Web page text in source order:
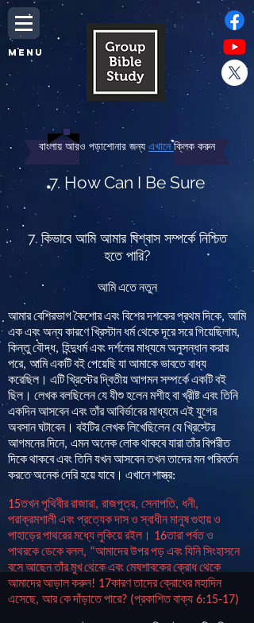
MENU
বাংলায় আরও পড়াশোনার জন্য এখানেক্লিক করুন
7. How Can I Be Sure
7. কিভাবে আমি আমার বিশ্বাস সম্পর্কে নিশ্চিত
হতে পারি?
আমি এতে নতুন
আমারবেশিরভাগকৈশোরএবংবিশেরদশকেরপ্রথমদিকে, আমি
একএবংঅন্যকারণেখ্রিস্টান ধর্মথেকেদূরেসরেগিয়েছিলাম,
কিন্তুবৌদ্ধ, হিন্দুধর্মএবংদর্শনেরমাধ্যমেঅনুসন্ধানকরার
পরে, আমিএকটিবইপেয়েছিযাআমাকেভাবতেবাধ্য
করেছিল। এটিখ্রিস্টেরদ্বিতীয়আগমনসম্পর্কেএকটিবই
ছিল। লেখকবলছিলেনযেযীশুহলেনমশীহবাখ্রীষ্টএবংতিনি
একদিনআসবেনএবংতাঁরআবির্ভাবেরমাধ্যমেএইযুগের
অবসানঘটাবেন। বইটিরলেখকলিখেছিলেনযেখ্রিস্টের
আগমনেরদিনে, এমনঅনেকলোকথাকবেযারাতাঁরবিপরীত
দিকেথাকবেএবংতিনিযখনআসবেনতখনতাদেরমনপরিবর্তন
করতেঅনেকদেরিহয়েযাবে। এখানেশাস্ত্র:
15তখনপৃথিবীররাজারা, রাজপুত্র, সেনাপতি, ধনী,
পরাক্রমশালীএবংপ্রত্যেকদাসও স্বাধীনমানুষগুহায়ও
পাহাড়েরপাথরেরমধ্যেলুকিয়েরইল । 16তারাপর্বতও
পাথরকেডেকেবলল, “আমাদেরউপরপড়এবংযিনিসিংহাসনে
বসেআছেনতাঁরমুখথেকেএবংমেষশাবকেরক্রোধথেকে
আমাদেরআড়ালকরুন! 17কারণতাদেরক্রোধেরমহাদিন
এসেছে, আরকেদাঁড়াতেপারে? (প্রকাশিতবাক্য 6:15-17)